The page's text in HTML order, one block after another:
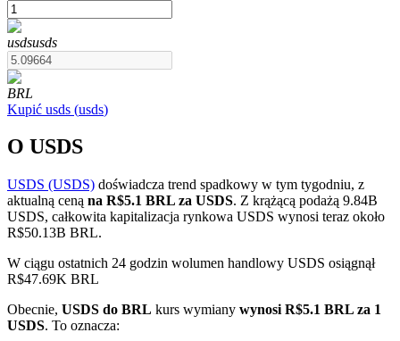
Kontrakty terminowe COIN-M
Kontrakty terminowe na kryptowaluty
TradFi
Instrumenty pochodne na akcje, forex, metale szlachetne i
towary
usdsusds
BRL
Kupić usds (usds)
O USDS
USDS (USDS) doświadcza trend spadkowy w tym tygodniu, z
aktualną ceną na R$5.1 BRL za USDS. Z krążącą podażą 9.84B
USDS, całkowita kapitalizacja rynkowa USDS wynosi teraz około
R$50.13B BRL.
W ciągu ostatnich 24 godzin wolumen handlowy USDS osiągnął
R$47.69K BRL
Obecnie, USDS do BRL kurs wymiany wynosi R$5.1 BRL za 1
USDS. To oznacza: